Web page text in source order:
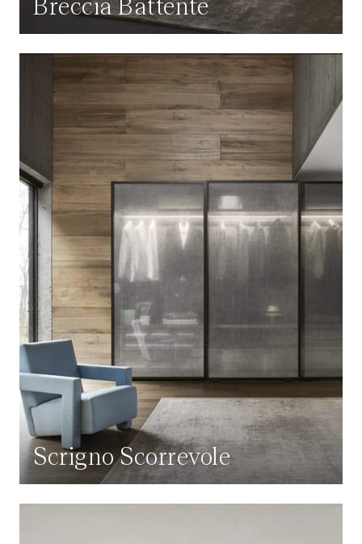
Scrigno Scorrevole